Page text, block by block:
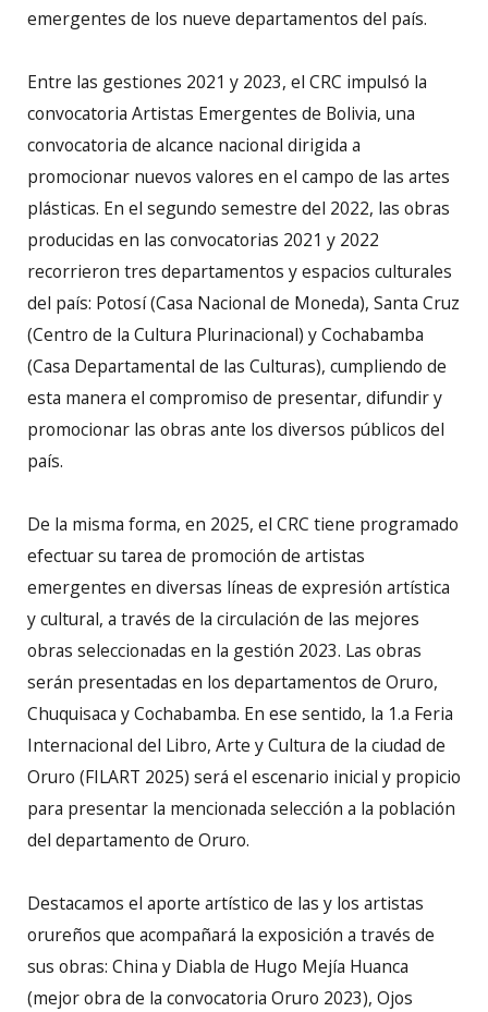
emergentes de los nueve departamentos del país.
Entre las gestiones 2021 y 2023, el CRC impulsó la
convocatoria Artistas Emergentes de Bolivia, una
convocatoria de alcance nacional dirigida a
promocionar nuevos valores en el campo de las artes
plásticas. En el segundo semestre del 2022, las obras
producidas en las convocatorias 2021 y 2022
recorrieron tres departamentos y espacios culturales
del país: Potosí (Casa Nacional de Moneda), Santa Cruz
(Centro de la Cultura Plurinacional) y Cochabamba
(Casa Departamental de las Culturas), cumpliendo de
esta manera el compromiso de presentar, difundir y
promocionar las obras ante los diversos públicos del
país.
De la misma forma, en 2025, el CRC tiene programado
efectuar su tarea de promoción de artistas
emergentes en diversas líneas de expresión artística
y cultural, a través de la circulación de las mejores
obras seleccionadas en la gestión 2023. Las obras
serán presentadas en los departamentos de Oruro,
Chuquisaca y Cochabamba. En ese sentido, la 1.a Feria
Internacional del Libro, Arte y Cultura de la ciudad de
Oruro (FILART 2025) será el escenario inicial y propicio
para presentar la mencionada selección a la población
del departamento de Oruro.
Destacamos el aporte artístico de las y los artistas
orureños que acompañará la exposición a través de
sus obras: China y Diabla de Hugo Mejía Huanca
(mejor obra de la convocatoria Oruro 2023), Ojos